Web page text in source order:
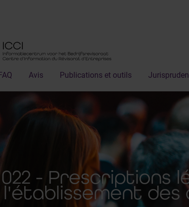
Avis Publications et outils
022 - Prescriptions
l'établissement des